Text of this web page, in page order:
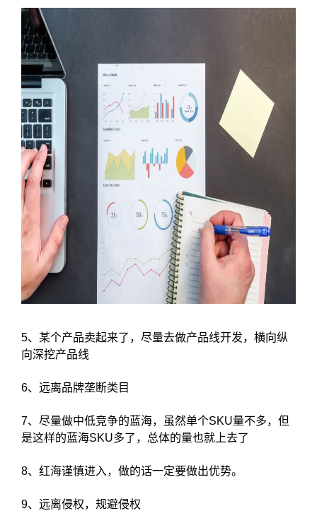
5、某个产品卖起来了，尽量去做产品线开发，横向纵
向深挖产品线
6、远离品牌垄断类目
7、尽量做中低竞争的蓝海，虽然单个SKU量不多，但
是这样的蓝海SKU多了，总体的量也就上去了
8、红海谨慎进入，做的话一定要做出优势。
9、远离侵权，规避侵权